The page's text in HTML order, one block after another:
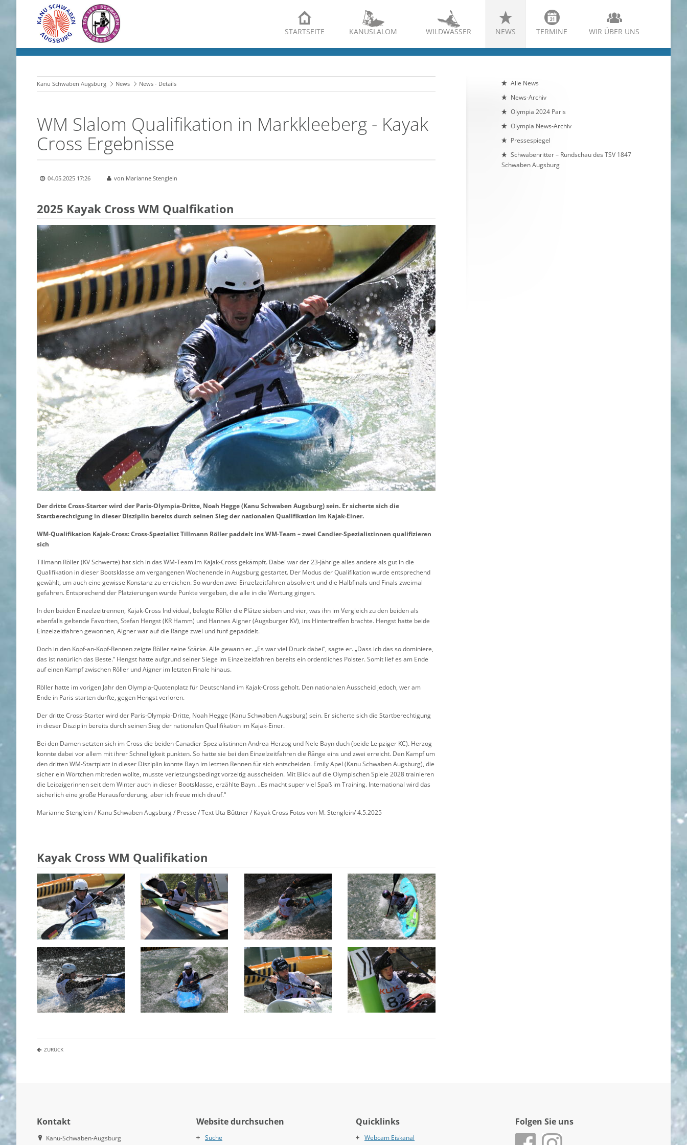
STARTSEITE KANUSLALOM WILDWASSER NEWS TERMINE WIR ÜBER UNS
Kanu Schwaben Augsburg News News - Details
WM Slalom Qualifikation in Markkleeberg - Kayak
Cross Ergebnisse
04.05.2025 17:26 von Marianne Stenglein
2025 Kayak Cross WM Qualfikation
Der dritte Cross-Starter wird der Paris-Olympia-Dritte, Noah Hegge (Kanu Schwaben Augsburg) sein. Er sicherte sich die
Startberechtigung in dieser Disziplin bereits durch seinen Sieg der nationalen Qualifikation im Kajak-Einer.
WM-Qualifikation Kajak-Cross: Cross-Spezialist Tillmann Röller paddelt ins WM-Team – zwei Candier-Spezialistinnen qualifizieren
sich
Tillmann Röller (KV Schwerte) hat sich in das WM-Team im Kajak-Cross gekämpft. Dabei war der 23-Jährige alles andere als gut in die
Qualifikation in dieser Bootsklasse am vergangenen Wochenende in Augsburg gestartet. Der Modus der Qualifikation wurde entsprechend
gewählt, um auch eine gewisse Konstanz zu erreichen. So wurden zwei Einzelzeitfahren absolviert und die Halbfinals und Finals zweimal
gefahren. Entsprechend der Platzierungen wurde Punkte vergeben, die alle in die Wertung gingen.
In den beiden Einzelzeitrennen, Kajak-Cross Individual, belegte Röller die Plätze sieben und vier, was ihn im Vergleich zu den beiden als
ebenfalls geltende Favoriten, Stefan Hengst (KR Hamm) und Hannes Aigner (Augsburger KV), ins Hintertreffen brachte. Hengst hatte beide
Einzelzeitfahren gewonnen, Aigner war auf die Ränge zwei und fünf gepaddelt.
Doch in den Kopf-an-Kopf-Rennen zeigte Röller seine Stärke. Alle gewann er. „Es war viel Druck dabei“, sagte er. „Dass ich das so dominiere,
das ist natürlich das Beste.“ Hengst hatte aufgrund seiner Siege im Einzelzeitfahren bereits ein ordentliches Polster. Somit lief es am Ende
auf einen Kampf zwischen Röller und Aigner im letzten Finale hinaus.
Röller hatte im vorigen Jahr den Olympia-Quotenplatz für Deutschland im Kajak-Cross geholt. Den nationalen Ausscheid jedoch, wer am
Ende in Paris starten durfte, gegen Hengst verloren.
Der dritte Cross-Starter wird der Paris-Olympia-Dritte, Noah Hegge (Kanu Schwaben Augsburg) sein. Er sicherte sich die Startberechtigung
in dieser Disziplin bereits durch seinen Sieg der nationalen Qualifikation im Kajak-Einer.
Bei den Damen setzten sich im Cross die beiden Canadier-Spezialistinnen Andrea Herzog und Nele Bayn duch (beide Leipziger KC). Herzog
konnte dabei vor allem mit ihrer Schnelligkeit punkten. So hatte sie bei den Einzelzeitfahren die Ränge eins und zwei erreicht. Den Kampf um
den dritten WM-Startplatz in dieser Disziplin konnte Bayn im letzten Rennen für sich entscheiden. Emily Apel (Kanu Schwaben Augsburg), die
sicher ein Wörtchen mitreden wollte, musste verletzungsbedingt vorzeitig ausscheiden. Mit Blick auf die Olympischen Spiele 2028 trainieren
die Leipzigerinnen seit dem Winter auch in dieser Bootsklasse, erzählte Bayn. „Es macht super viel Spaß im Training. International wird das
sicherlich eine große Herausforderung, aber ich freue mich drauf.“
Marianne Stenglein / Kanu Schwaben Augsburg / Presse / Text Uta Büttner / Kayak Cross Fotos von M. Stenglein/ 4.5.2025
Kayak Cross WM Qualifikation
ZURÜCK
Alle News
News-Archiv
Olympia 2024 Paris
Olympia News-Archiv
Pressespiegel
Schwabenritter – Rundschau des TSV 1847
Schwaben Augsburg
Kontakt
Kanu-Schwaben-Augsburg
Website durchsuchen
Suche
Quicklinks
Webcam Eiskanal
Folgen Sie uns